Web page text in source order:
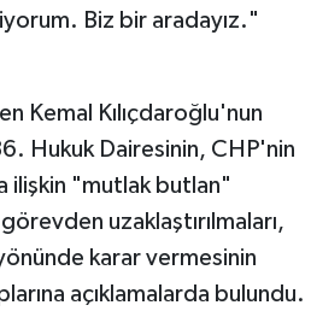
Biz bir aradayız."
Kemal Kılıçdaroğlu'nun
Hukuk Dairesinin, CHP'nin
ilişkin "mutlak butlan"
uzaklaştırılmaları,
karar vermesinin
açıklamalarda bulundu.